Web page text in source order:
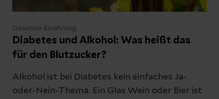
Gesunde Ernährung
Diabetes und Alkohol: Was heißt das
für den Blutzucker?
Alkohol ist bei Diabetes kein einfaches Ja-
oder-Nein-Thema. Ein Glas Wein oder Bier ist